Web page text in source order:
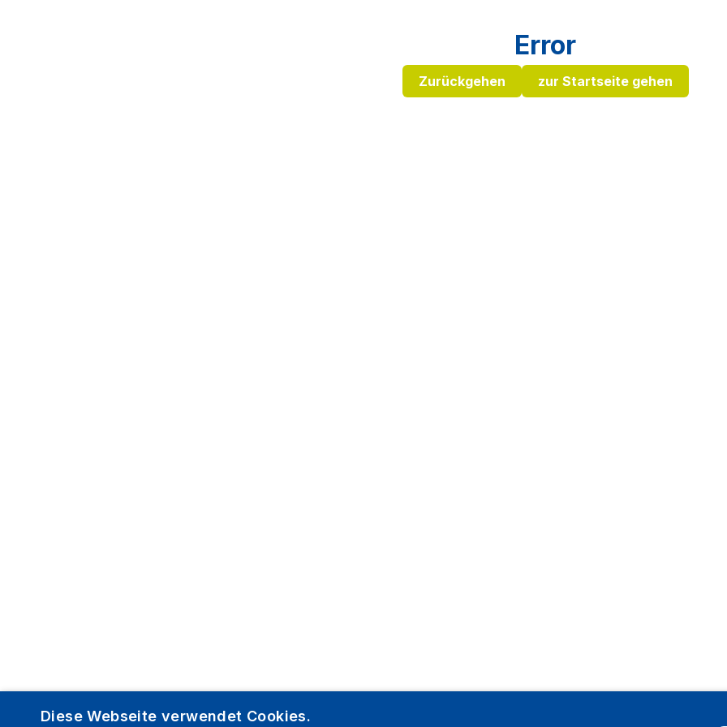
Error
Zurückgehen zur Startseite gehen
Diese Webseite verwendet Cookies.